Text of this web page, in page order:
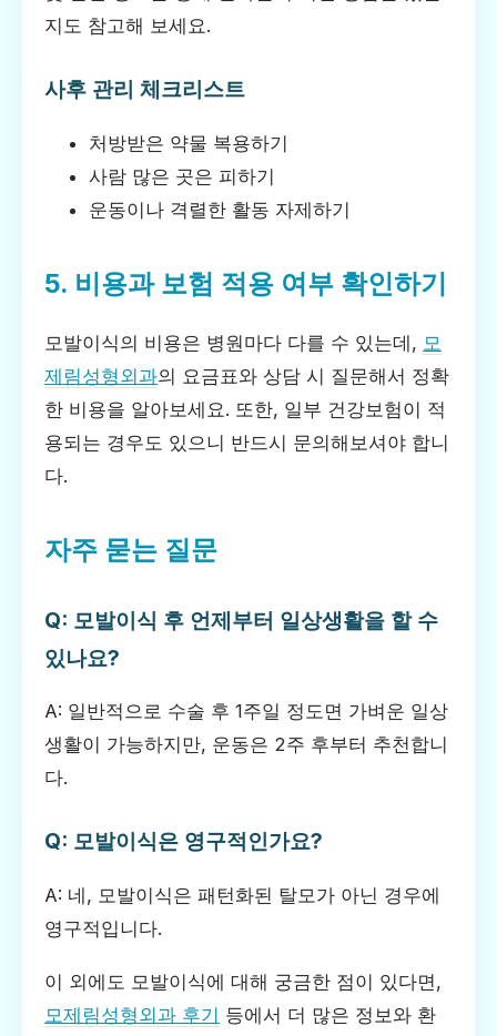
지도 참고해 보세요.
사후 관리 체크리스트
처방받은 약물 복용하기
사람 많은 곳은 피하기
운동이나 격렬한 활동 자제하기
5. 비용과 보험 적용 여부 확인하기
모발이식의 비용은 병원마다 다를 수 있는데, 모
제림성형외과의 요금표와 상담 시 질문해서 정확
한 비용을 알아보세요. 또한, 일부 건강보험이 적
용되는 경우도 있으니 반드시 문의해보셔야 합니
다.
자주 묻는 질문
Q: 모발이식 후 언제부터 일상생활을 할 수
있나요?
A: 일반적으로 수술 후 1주일 정도면 가벼운 일상
생활이 가능하지만, 운동은 2주 후부터 추천합니
다.
Q: 모발이식은 영구적인가요?
A: 네, 모발이식은 패턴화된 탈모가 아닌 경우에
영구적입니다.
이 외에도 모발이식에 대해 궁금한 점이 있다면,
모제림성형외과 후기 등에서 더 많은 정보와 환